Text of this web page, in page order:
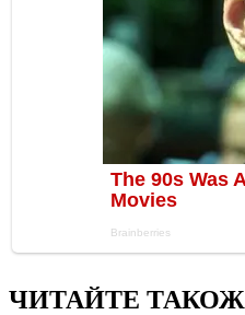
ЧИТАЙТЕ ТАКОЖ